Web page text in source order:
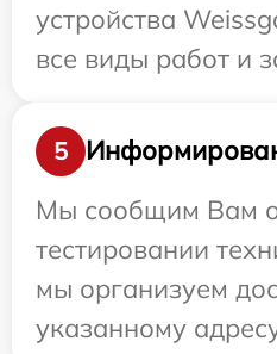
устройства
все виды работ и
5
Мы сообщим Вам
тестировании
мы организуем
указанному